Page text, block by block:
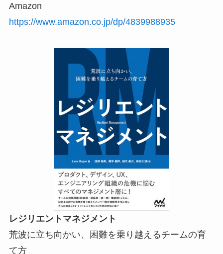
Amazon
https://www.amazon.co.jp/dp/4839988935
レジリエントマネジメント
荒波に立ち向かい、困難を乗り越えるチームの育
て方